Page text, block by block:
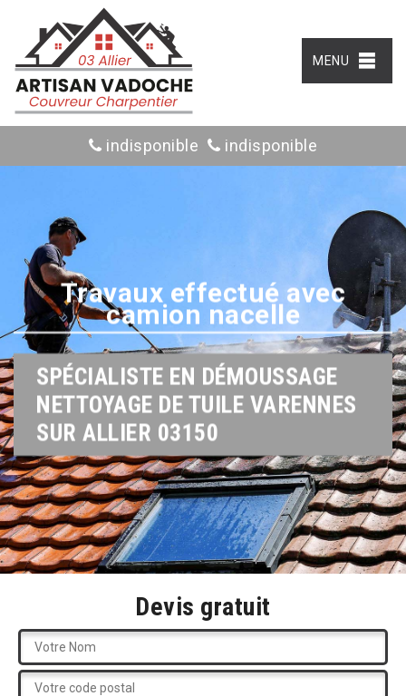
MENU
indisponible indisponible
Travaux effectué avec
camion nacelle
SPÉCIALISTE EN DÉMOUSSAGE
NETTOYAGE DE TUILE VARENNES
SUR ALLIER 03150
Devis gratuit